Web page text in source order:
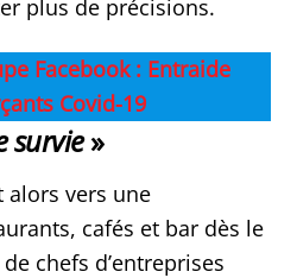
plus de précisions.
Facebook : Entraide
Covid-19
survie»
alors vers une
cafés et bar dès le
chefs d’entreprises